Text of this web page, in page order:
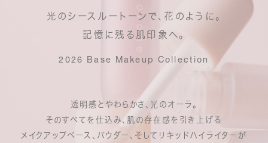
光のシースルートーンで、花のように。
記憶に残る肌印象へ。
2026 Base Makeup Collection
透明感とやわらかさ、光のオーラ。
そのすべてを仕込み、肌の存在感を引き上げる
メイクアップベース、パウダー、そしてリキッドハイライターが